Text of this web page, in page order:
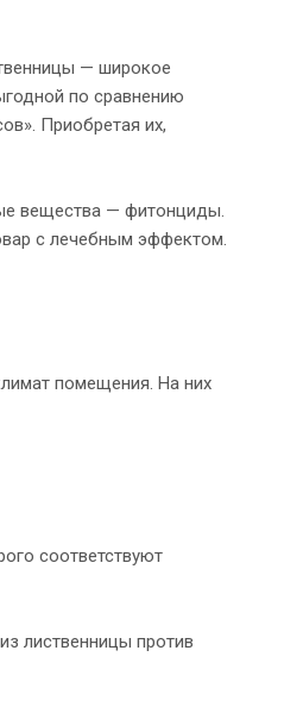
— широкое
по сравнению
Приобретая их,
вещества — фитонциды.
с лечебным эффектом.
помещения. На них
соответствуют
лиственницы против